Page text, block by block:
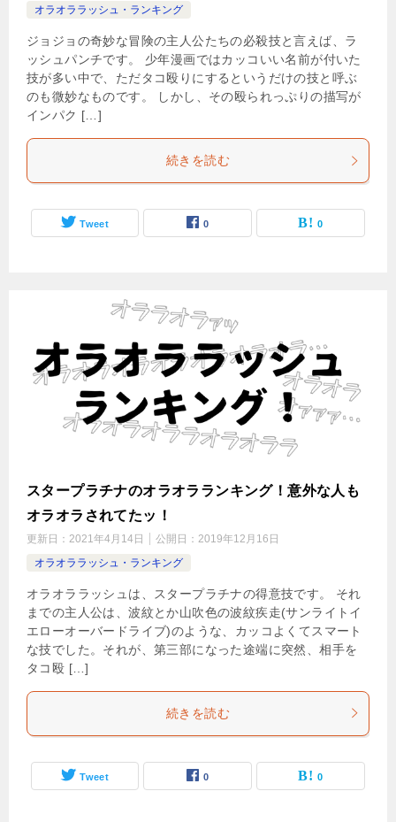
オラオララッシュ・ランキング
ジョジョの奇妙な冒険の主人公たちの必殺技と言えば、ラ
ッシュパンチです。 少年漫画ではカッコいい名前が付いた
技が多い中で、ただタコ殴りにするというだけの技と呼ぶ
のも微妙なものです。 しかし、その殴られっぷりの描写が
インパク […]
続きを読む
Tweet 0 0
スタープラチナのオラオラランキング！意外な人も
オラオラされてたッ！
更新日： 2021年4月14日 公開日： 2019年12月16日
オラオララッシュ・ランキング
オラオララッシュは、スタープラチナの得意技です。 それ
までの主人公は、波紋とか山吹色の波紋疾走(サンライトイ
エローオーバードライブ)のような、カッコよくてスマート
な技でした。それが、第三部になった途端に突然、相手を
タコ殴 […]
続きを読む
Tweet 0 0